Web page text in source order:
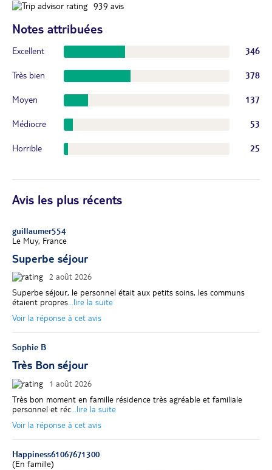
939 avis
Notes attribuées
Excellent 346
Très bien 378
Moyen 137
Médiocre 53
Horrible 25
Avis les plus récents
guillaumer554
Le Muy, France
Superbe séjour
2 août 2026
Superbe séjour, le personnel était aux petits soins, les communs
étaient propres...lire la suite
Voir la réponse à cet avis
Sophie B
Très Bon séjour
1 août 2026
Très bon moment en famille résidence très agréable et familiale
personnel et réc ...lire la suite
Voir la réponse à cet avis
Happiness61067671300
(En famille)